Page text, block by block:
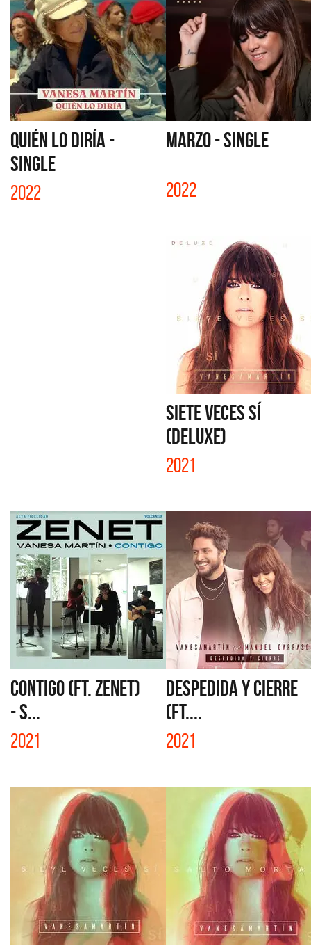
QUIÉN LO DIRÍA -
SINGLE
2022
MARZO - SINGLE
2022
SIETE VECES SÍ
(DELUXE)
2021
CONTIGO (FT. ZENET)
- S...
2021
DESPEDIDA Y CIERRE
(FT....
2021